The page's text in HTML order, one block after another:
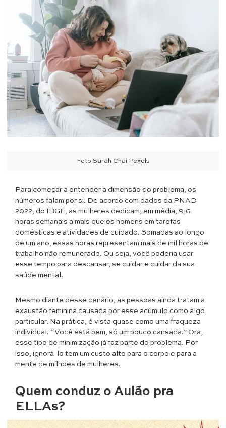
Foto Sarah Chai Pexels
Para começar a entender a dimensão do problema, os
números falam por si. De acordo com dados da PNAD
2022, do IBGE, as mulheres dedicam, em média, 9,6
horas semanais a mais que os homens em tarefas
domésticas e atividades de cuidado. Somadas ao longo
de um ano, essas horas representam mais de mil horas de
trabalho não remunerado. Ou seja, você poderia usar
esse tempo para descansar, se cuidar e cuidar da sua
saúde mental.
Mesmo diante desse cenário, as pessoas ainda tratam a
exaustão feminina causada por esse acúmulo como algo
particular. Na prática, é vista quase como uma fraqueza
individual. “Você está bem, só um pouco cansada.” Ora,
esse tipo de minimização já faz parte do problema. Por
isso, ignorá-lo tem um custo alto para o corpo e para a
mente de milhões de mulheres.
Quem conduz o Aulão pra
ELLAs?